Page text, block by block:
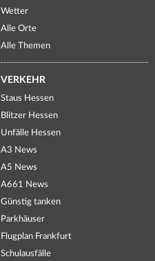
Wetter
Alle Orte
Alle Themen
VERKEHR
Staus Hessen
Blitzer Hessen
Unfälle Hessen
A3 News
A5 News
A661 News
Günstig tanken
Parkhäuser
Flugplan Frankfurt
Schulausfälle